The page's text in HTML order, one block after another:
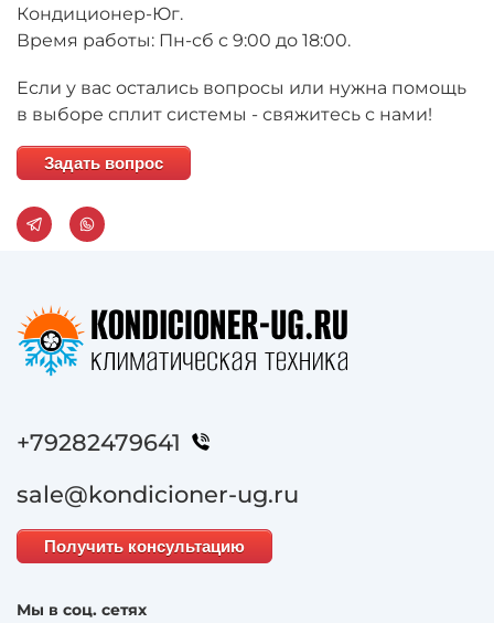
Кондиционер-Юг.
Время работы: Пн-сб с 9:00 до 18:00.
Если у вас остались вопросы или нужна помощь
в выборе сплит системы - свяжитесь с нами!
Задать вопрос
+79282479641
sale@kondicioner-ug.ru
Получить консультацию
Мы в соц. сетях